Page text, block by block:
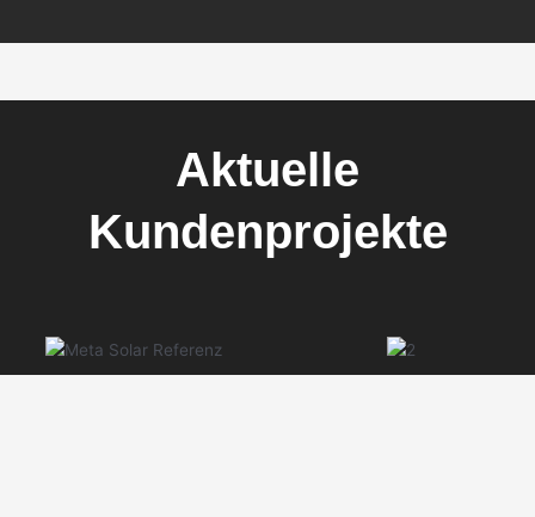
Aktuelle
Kundenprojekte